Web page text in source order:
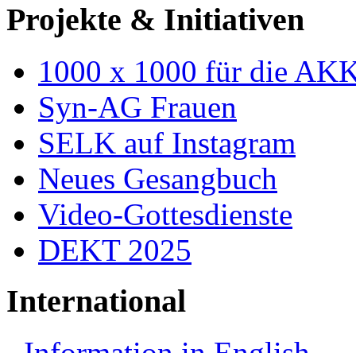
Projekte & Initiativen
1000 x 1000 für die
Syn-AG Frauen
SELK auf Instagram
Neues Gesangbuch
Video-Gottesdienste
DEKT 2025
International